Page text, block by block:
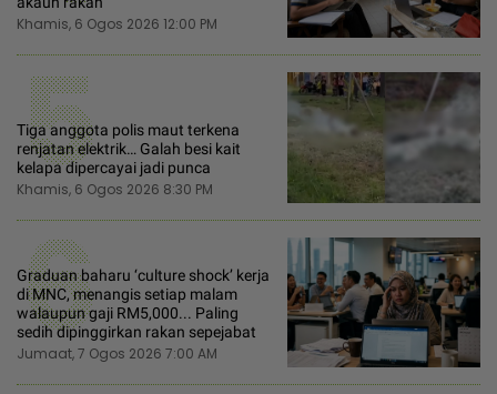
Khamis, 6 Ogos 2026 12:00 PM
5
Tiga anggota polis maut terkena
renjatan elektrik… Galah besi kait
kelapa dipercayai jadi punca
Khamis, 6 Ogos 2026 8:30 PM
6
Graduan baharu ‘culture shock’ kerja
di MNC, menangis setiap malam
walaupun gaji RM5,000... Paling
sedih dipinggirkan rakan sepejabat
Jumaat, 7 Ogos 2026 7:00 AM